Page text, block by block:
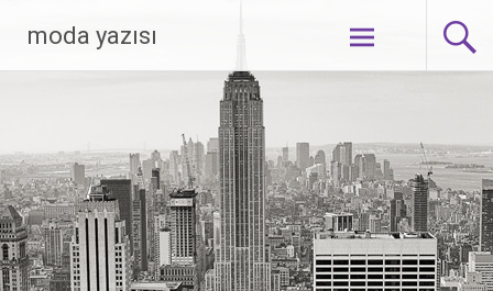
content
moda yazısı